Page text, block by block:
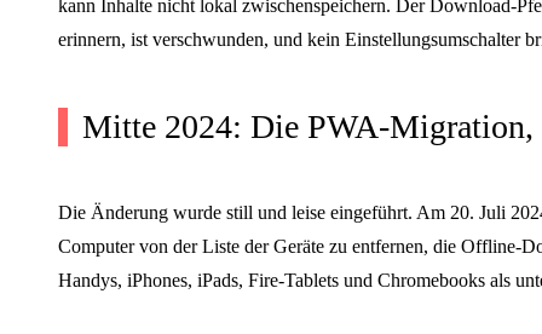
kann Inhalte nicht lokal zwischenspeichern. Der Download-
erinnern, ist verschwunden, und kein Einstellungsumschalter
Mitte 2024: Die PWA-
Die Änderung wurde still und leise eingeführt. Am 20. Juli
Computer von der Liste der Geräte zu entfernen, die Offline-
Handys, iPhones, iPads, Fire-Tablets und Chromebooks als